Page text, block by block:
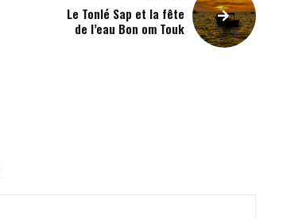
Le Tonlé Sap et la fête
de l’eau Bon om Touk